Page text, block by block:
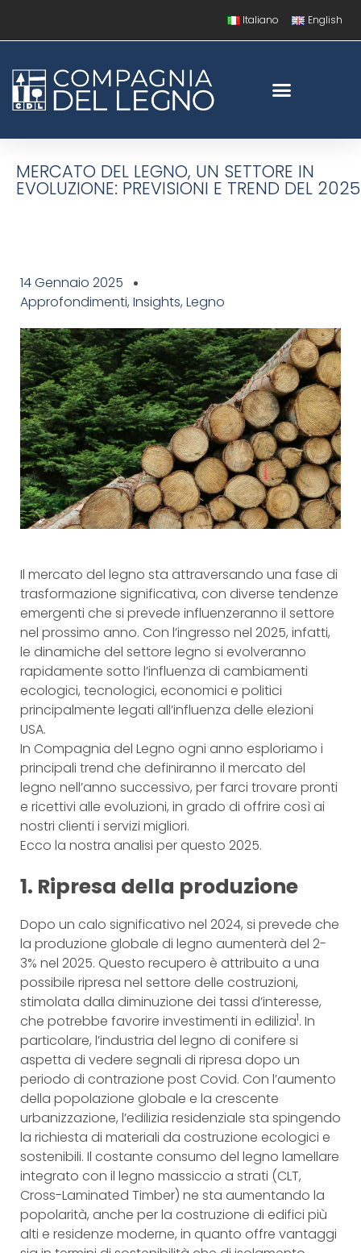
Italiano English
MERCATO DEL LEGNO, UN SETTORE IN
EVOLUZIONE: PREVISIONI E TREND DEL 2025
14 Gennaio 2025
Approfondimenti, Insights, Legno
Il mercato del legno sta attraversando una fase di
trasformazione significativa, con diverse tendenze
emergenti che si prevede influenzeranno il settore
nel prossimo anno. Con l’ingresso nel 2025, infatti,
le dinamiche del settore legno si evolveranno
rapidamente sotto l’influenza di cambiamenti
ecologici, tecnologici, economici e politici
principalmente legati all’influenza delle elezioni
USA.
In Compagnia del Legno ogni anno esploriamo i
principali trend che definiranno il mercato del
legno nell’anno successivo, per farci trovare pronti
e ricettivi alle evoluzioni, in grado di offrire così ai
nostri clienti i servizi migliori.
Ecco la nostra analisi per questo 2025.
1. Ripresa della produzione
Dopo un calo significativo nel 2024, si prevede che
la produzione globale di legno aumenterà del 2-
3% nel 2025. Questo recupero è attribuito a una
possibile ripresa nel settore delle costruzioni,
stimolata dalla diminuzione dei tassi d’interesse,
che potrebbe favorire investimenti in edilizia1. In
particolare, l’industria del legno di conifere si
aspetta di vedere segnali di ripresa dopo un
periodo di contrazione post Covid. Con l’aumento
della popolazione globale e la crescente
urbanizzazione, l’edilizia residenziale sta spingendo
la richiesta di materiali da costruzione ecologici e
sostenibili. Il costante consumo del legno lamellare
integrato con il legno massiccio a strati (CLT,
Cross-Laminated Timber) ne sta aumentando la
popolarità, anche per la costruzione di edifici più
alti e residenze moderne, in quanto offre vantaggi